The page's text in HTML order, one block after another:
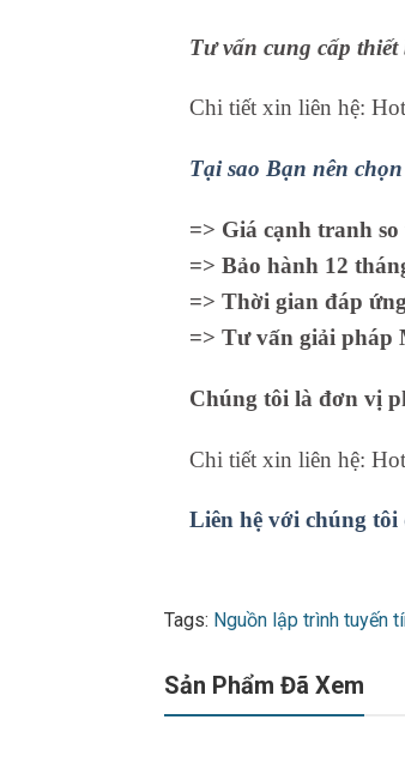
Tư vấn cung cấp
Chi tiết xin liên hệ:
Tại sao Bạn nên
=> Giá cạnh tranh
=> Bảo hành 12
=> Thời gian đáp
=> Tư vấn giải pháp
Chúng tôi là đơn vị
Chi tiết xin liên hệ:
Liên hệ với chúng
Tags: Nguồn lập trình tuyến
Sản Phẩm Đã Xem